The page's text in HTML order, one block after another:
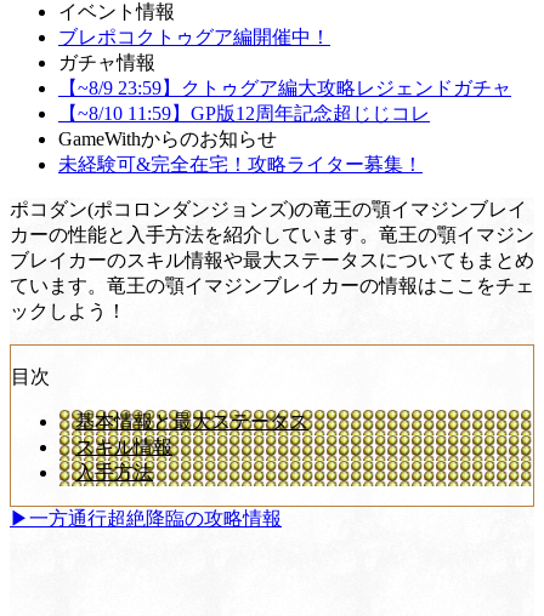
イベント情報
ブレポコクトゥグア編開催中！
ガチャ情報
【~8/9 23:59】クトゥグア編大攻略レジェンドガチャ
【~8/10 11:59】GP版12周年記念超じじコレ
GameWithからのお知らせ
未経験可&完全在宅！攻略ライター募集！
ポコダン(ポコロンダンジョンズ)の竜王の顎イマジンブレイ
カーの性能と入手方法を紹介しています。竜王の顎イマジン
ブレイカーのスキル情報や最大ステータスについてもまとめ
ています。竜王の顎イマジンブレイカーの情報はここをチェ
ックしよう！
目次
基本情報と最大ステータス
スキル情報
入手方法
▶︎一方通行超絶降臨の攻略情報